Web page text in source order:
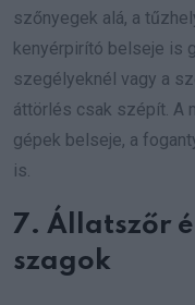
szőnyegek alá, a
kenyérpirító belseje is
szegélyeknél vagy a
áttörlés csak szépít. A
gépek belseje, a
is.
7. Állatszőr
szagok